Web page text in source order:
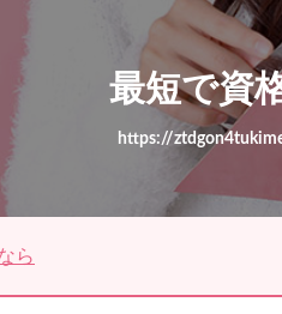
最短で資
https://
ら